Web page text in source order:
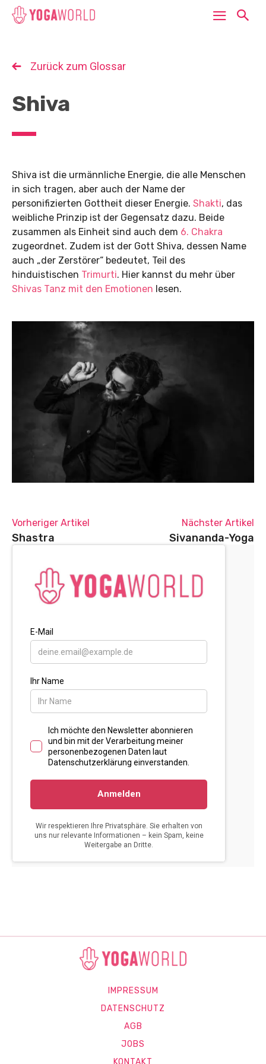
Zurück zum Glossar
Shiva
Shiva ist die urmännliche Energie, die alle Menschen
in sich tragen, aber auch der Name der
personifizierten Gottheit dieser Energie. Shakti, das
weibliche Prinzip ist der Gegensatz dazu. Beide
zusammen als Einheit sind auch dem 6. Chakra
zugeordnet. Zudem ist der Gott Shiva, dessen Name
auch „der Zerstörer“ bedeutet, Teil des
hinduistischen Trimurti. Hier kannst du mehr über
Shivas Tanz mit den Emotionen lesen.
Vorheriger Artikel
Shastra
Nächster Artikel
Sivananda-Yoga
IMPRESSUM
DATENSCHUTZ
AGB
JOBS
KONTAKT